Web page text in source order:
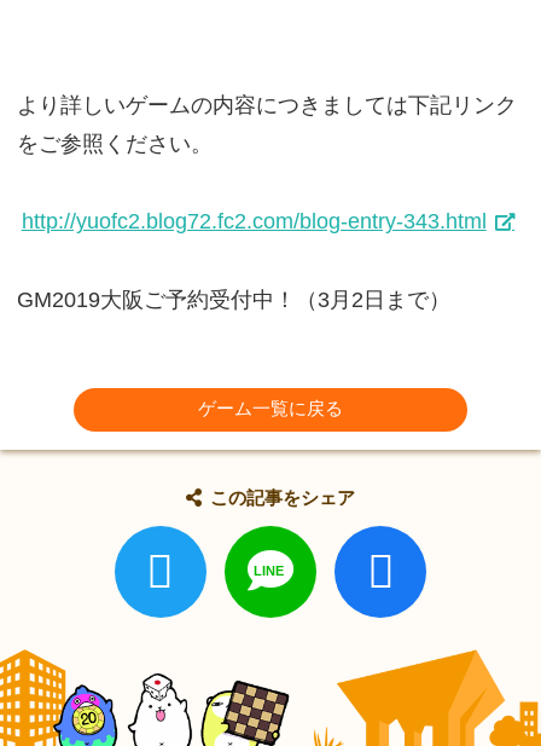
より詳しいゲームの内容につきましては下記リンク
をご参照ください。
http://yuofc2.blog72.fc2.com/blog-entry-343.html
GM2019大阪ご予約受付中！（3月2日まで）
ゲーム一覧に戻る
この記事をシェア